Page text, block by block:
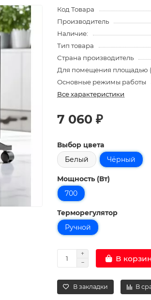
Код Товара
Производитель
Наличие:
Тип товара
Страна производитель
Для помещения площадью
Основные режимы работы
Все характеристики
7 060 ₽
Выбор цвета
Белый
Чёрный
Мощность (Вт)
700
Терморегулятор
Ручной
В
В закладки В